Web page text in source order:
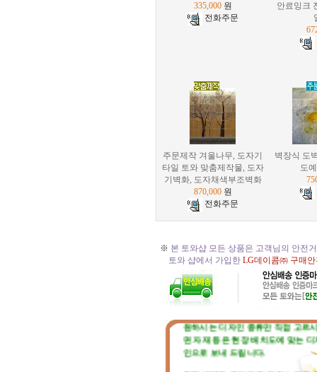
335,000원
전화주문
안료잉크
주문제작 겨울나무, 도자기
타일 토와 맞춤제작물, 도자
기벽화, 도자채색부조벽화
870,000원
전화주문
벽장식 도
도
※ 본 토와샵 모든 상품은 고객님의 안전
토와 샵에서 가입한 LG데이콤㈜ 구매
☆토와 주문, 시공의뢰 절차☆
원하시는 디자인 종류만 직접 고르
면 자재 등은 현장 배치도에 맞는 디
인으로 보내 드립니다.
현장 벽체와 크기가 맞지 않는다고